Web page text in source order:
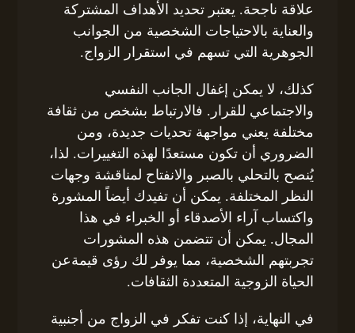
علاقة ناجحة. يعتبر تحديد الأهداف المشتركة
والعناية بالاحتياجات الشخصية من الجوانب
الجوهرية التي تسهم في استقرار الزواج.
كذلك، لا يمكن إغفال الجانب النفسي
والاجتماعي للقرار. فالارتباط بشخص من ثقافة
مختلفة يعني مواجهة تحديات جديدة، ومن
الضروري أن تكون مستعدًا لهذه التغييرات. لذا،
يُنصح بالتحلي بالصبر والانفتاح لمناقشة وجهات
النظر المختلفة. يمكن أن تفيدك أيضاً المشورة
واكتساب آراء الأصدقاء أو الخبراء في هذا
المجال. يمكن أن تتضمن هذه المشورات
تجربتهم الشخصية، مما يوفر لك رؤى قيمةعن
الحياة الزوجية المتعددة الثقافات.
في النهاية، إذا كنت تفكر في الزواج من أجنبية